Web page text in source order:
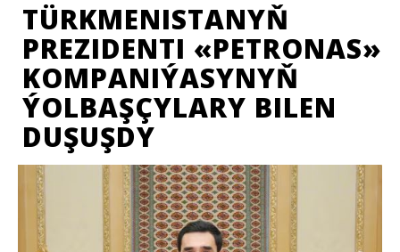
TÜRKMENISTANYŇ
PREZIDENTI «PETRONAS»
KOMPANIÝASYNYŇ
ÝOLBAŞÇYLARY BILEN
DUŞUŞDY